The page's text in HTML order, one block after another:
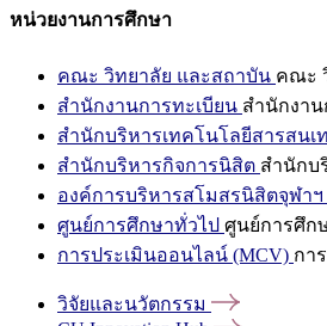
หน่วยงานการศึกษา
คณะ วิทยาลัย และสถาบัน คณะ
สำนักงานการทะเบียน สำนักงาน
สำนักบริหารเทคโนโลยีสารสนเ
สำนักบริหารกิจการนิสิต สำนักบ
องค์การบริหารสโมสรนิสิตจุฬาฯ
ศูนย์การศึกษาทั่วไป ศูนย์การศึก
การประเมินออนไลน์ (MCV) กา
วิจัยและนวัตกรรม